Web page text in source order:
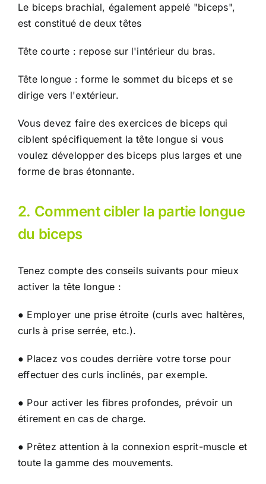
Le biceps brachial, également appelé "biceps",
est constitué de deux têtes
Tête courte : repose sur l'intérieur du bras.
Tête longue : forme le sommet du biceps et se
dirige vers l'extérieur.
Vous devez faire des exercices de biceps qui
ciblent spécifiquement la tête longue si vous
voulez développer des biceps plus larges et une
forme de bras étonnante.
2. Comment cibler la partie longue
du biceps
Tenez compte des conseils suivants pour mieux
activer la tête longue :
● Employer une prise étroite (curls avec haltères,
curls à prise serrée, etc.).
● Placez vos coudes derrière votre torse pour
effectuer des curls inclinés, par exemple.
● Pour activer les fibres profondes, prévoir un
étirement en cas de charge.
● Prêtez attention à la connexion esprit-muscle et
toute la gamme des mouvements.